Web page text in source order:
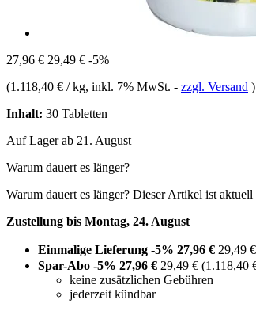
27,96 € 29,49 € -5%
(1.118,40 € / kg, inkl. 7% MwSt. - zzgl. Versand )
Inhalt: 30 Tabletten
Auf Lager ab 21. August
Warum dauert es länger?
Warum dauert es länger? Dieser Artikel ist aktuell
Zustellung bis Montag, 24. August
Einmalige Lieferung -5% 27,96 € 29,49 €
Spar-Abo -5% 27,96 € 29,49 € (1.118,40
keine zusätzlichen Gebühren
jederzeit kündbar